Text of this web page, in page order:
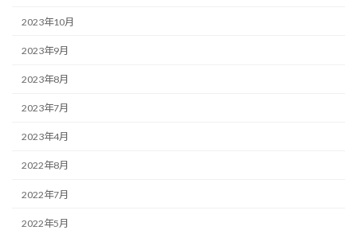
2023年10月
2023年9月
2023年8月
2023年7月
2023年4月
2022年8月
2022年7月
2022年5月